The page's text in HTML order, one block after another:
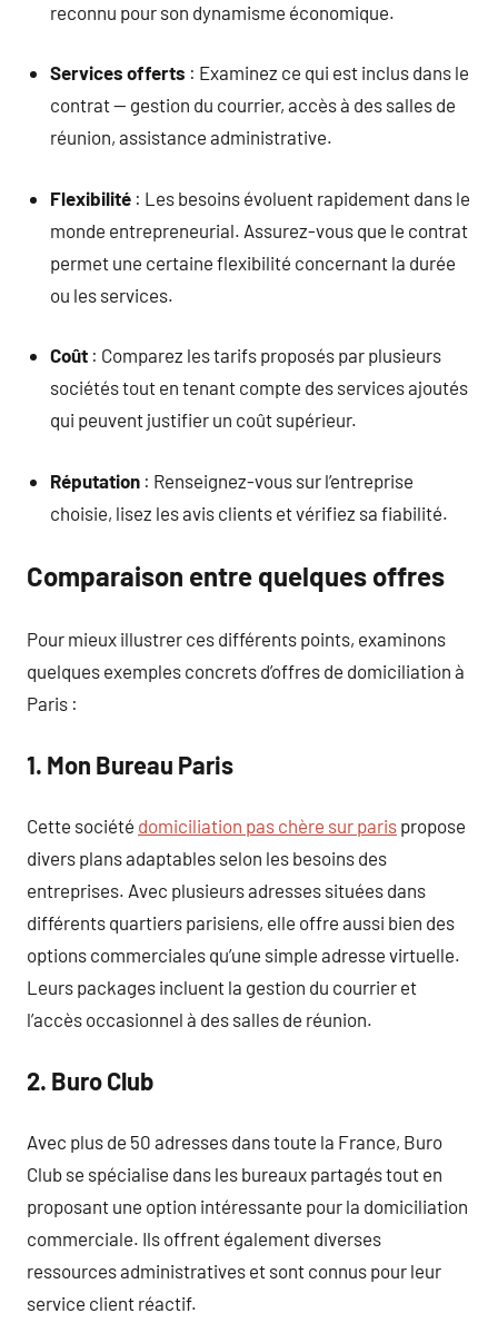
reconnu pour son dynamisme économique.
Services offerts : Examinez ce qui est inclus dans le
contrat — gestion du courrier, accès à des salles de
réunion, assistance administrative.
Flexibilité : Les besoins évoluent rapidement dans le
monde entrepreneurial. Assurez-vous que le contrat
permet une certaine flexibilité concernant la durée
ou les services.
Coût : Comparez les tarifs proposés par plusieurs
sociétés tout en tenant compte des services ajoutés
qui peuvent justifier un coût supérieur.
Réputation : Renseignez-vous sur l’entreprise
choisie, lisez les avis clients et vérifiez sa fiabilité.
Comparaison entre quelques offres
Pour mieux illustrer ces différents points, examinons
quelques exemples concrets d’offres de domiciliation à
Paris :
1. Mon Bureau Paris
Cette société domiciliation pas chère sur paris propose
divers plans adaptables selon les besoins des
entreprises. Avec plusieurs adresses situées dans
différents quartiers parisiens, elle offre aussi bien des
options commerciales qu’une simple adresse virtuelle.
Leurs packages incluent la gestion du courrier et
l’accès occasionnel à des salles de réunion.
2. Buro Club
Avec plus de 50 adresses dans toute la France, Buro
Club se spécialise dans les bureaux partagés tout en
proposant une option intéressante pour la domiciliation
commerciale. Ils offrent également diverses
ressources administratives et sont connus pour leur
service client réactif.